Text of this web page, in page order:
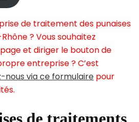
de traitement des punaises
? Vous souhaitez
et diriger le bouton de
entreprise ? C’est
nous via ce formulaire pour